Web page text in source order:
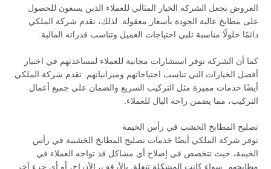
العروض تجعل الشركة الخيار المثالي للعملاء الذين يسعون للحصول
على مطابخ عالية الجودة بأسعار معقولة. لذلك، تقدم شركة الملكي
دائمًا حلولًا مناسبة تلبي احتياجات العميل وتناسب قدراته المالية.
كما أن الشركة توفر استشارات مجانية للعملاء لمساعدتهم في اختيار
أفضل الخيارات التي تناسب احتياجاتهم وميزانياتهم. تقدم شركة الملكي
أيضًا خدمات مميزة مثل التركيب السريع والضمان على جميع أعمال
التركيب، مما يضمن راحة البال للعملاء.
تصليح المطابخ الخشب في رأس الخيمة
توفر شركة الملكي أيضًا خدمات تصليح المطابخ الخشبية في رأس
الخيمة، حيث تتخصص في إصلاح أي مشاكل قد تواجه العملاء في
مطابخهم. سواء كانت المشكلة تتعلق بالأرفف، الأدراج، أو أي جزء آخر